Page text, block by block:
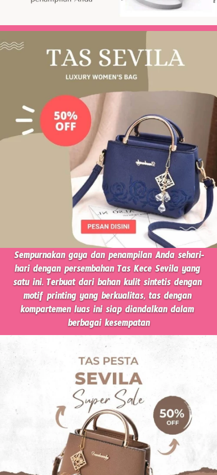
Sempurnakan gaya dan penampilan Anda sehari-
hari dengan persembahan Tas Kece Sevila yang
satu ini. Terbuat dari bahan kulit sintetis dengan
motif printing yang berkualitas, tas dengan
kompartemen luas ini siap diandalkan dalam
berbagai kesempatan